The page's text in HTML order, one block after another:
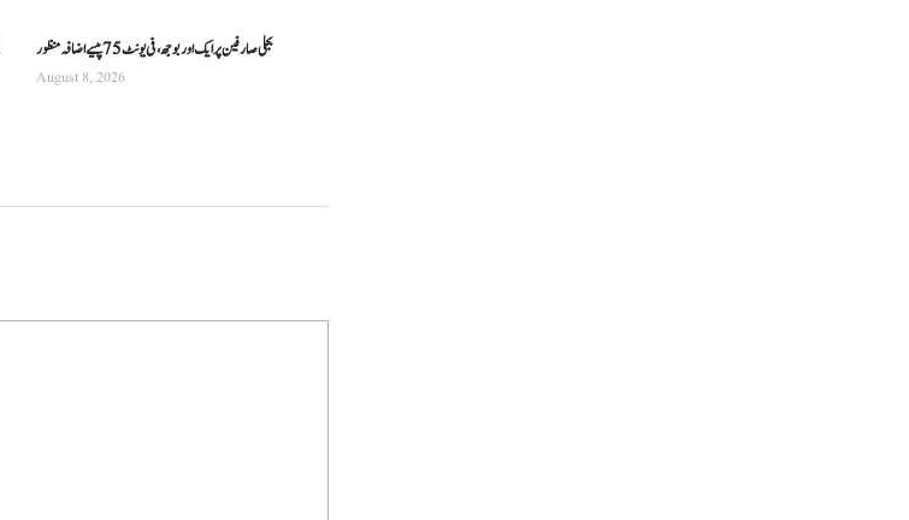
بجلی صارفین پر ایک اور بوجھ، فی یونٹ 75 پیسے اضافہ منظور
August 8, 2026